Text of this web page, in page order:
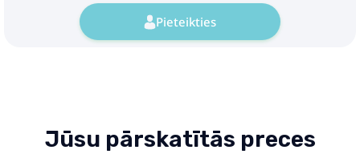
Pieteikties
Jūsu pārskatītās preces